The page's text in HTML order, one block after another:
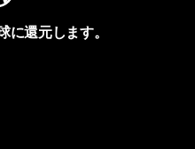
に還元します。